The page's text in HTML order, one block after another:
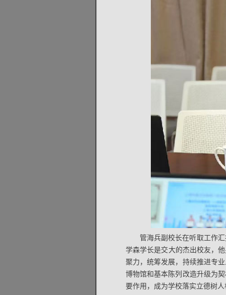
管海兵副校长在听取工作
学森学长是交大的杰出校友，
聚力，统筹发展，持续推进专
博物馆和基本陈列改造升级为
要作用，成为学校落实立德树